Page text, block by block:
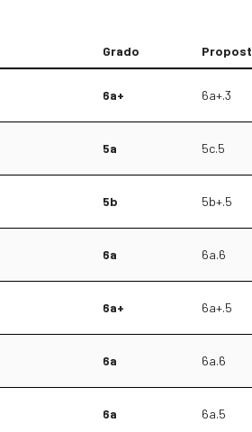
Grado
6a+ 6a+.3
5a 5c.5
5b 5b+.5
6a 6a.6
6a+ 6a+.5
6a 6a.6
6a 6a.5